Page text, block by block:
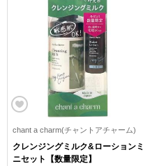
chant a charm(チャントアチャーム)
クレンジングミルク&ローションミ
ニセット【数量限定】